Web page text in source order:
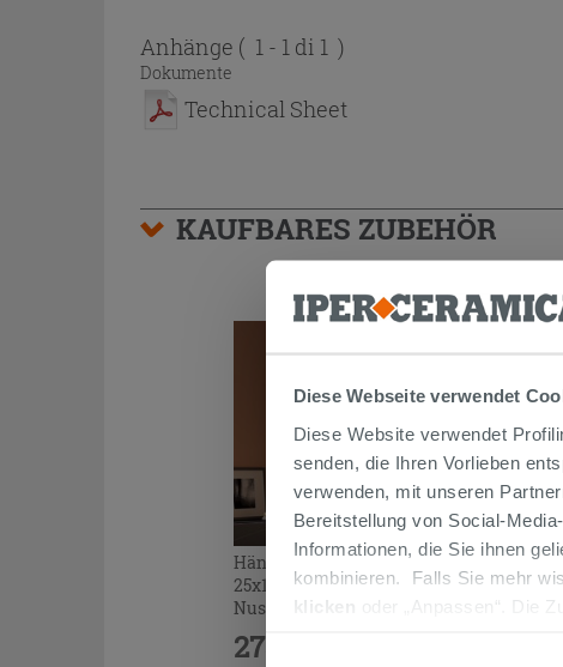
Diese Webseite verwendet
Diese Website verwendet
senden, die Ihren Vorlieben
verwenden, mit unseren
Bereitstellung von Social-
Informationen, die Sie ihnen
kombinieren. Falls Sie mehr
klicken
oder „Anpassen“. Die
Anhänge ( 1 - 1 di 1 )
Dokumente
Technical Sheet
KAUFBARES ZUBEHÖR
Hängeschrank Trendy mit Tür
25x100xH100 cm Belgravia
Nussbaum mit schwarzem Griff
273,00 €